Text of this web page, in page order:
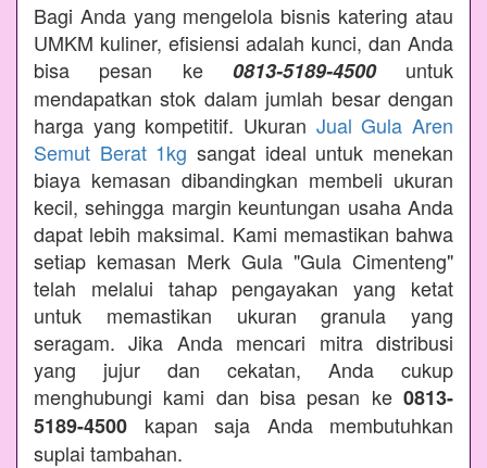
Bagi Anda yang mengelola bisnis katering atau
UMKM kuliner, efisiensi adalah kunci, dan Anda
bisa pesan ke 0813-5189-4500untuk
mendapatkan stok dalam jumlah besar dengan
harga yang kompetitif. Ukuran Jual Gula Aren
Semut Berat 1kg sangat ideal untuk menekan
biaya kemasan dibandingkan membeli ukuran
kecil, sehingga margin keuntungan usaha Anda
dapat lebih maksimal. Kami memastikan bahwa
setiap kemasan Merk Gula "Gula Cimenteng"
telah melalui tahap pengayakan yang ketat
untuk memastikan ukuran granula yang
seragam. Jika Anda mencari mitra distribusi
yang jujur dan cekatan, Anda cukup
menghubungi kami dan bisa pesan ke 0813-
5189-4500 kapan saja Anda membutuhkan
suplai tambahan.